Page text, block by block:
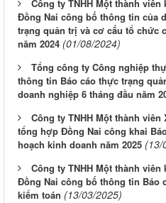
Công ty TNHH Một thành
Đồng Nai công bố thông tin của
trạng quản trị và cơ cấu tổ chức
năm 2024 (01/08/2024)
Tổng công ty Công nghiệp
thông tin Báo cáo thực trạng
doanh nghiệp 6 tháng đầu năm
Công ty TNHH Một thành
tổng hợp Đồng Nai công khai
hoạch kinh doanh năm 2025 (13/
Công ty TNHH Một thành
Đồng Nai công bố thông tin Báo
kiểm toán (13/03/2025)